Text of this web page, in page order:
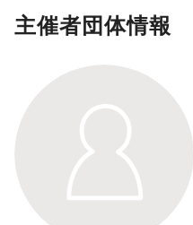
主催者団体情報